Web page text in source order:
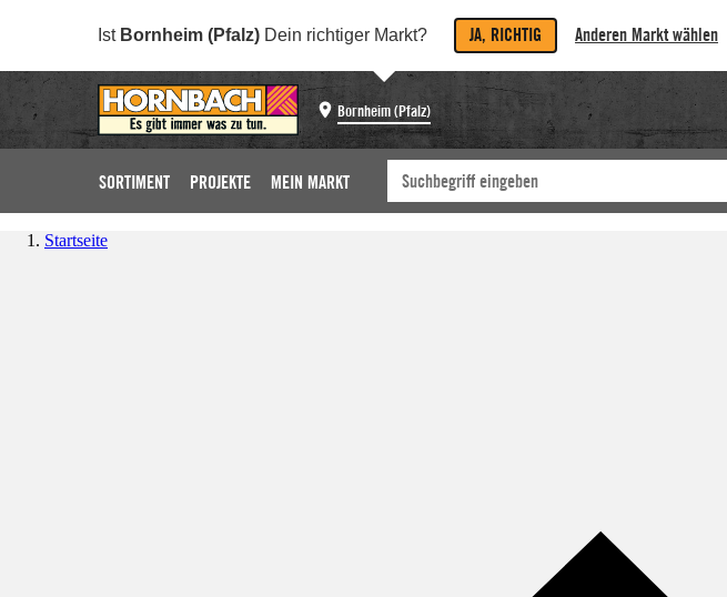
Ist Bornheim (Pfalz) Dein richtiger Markt? JA, RICHTIG Anderen Markt wählen
Bornheim (Pfalz)
SORTIMENT PROJEKTE MEIN MARKT
Startseite